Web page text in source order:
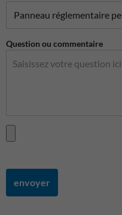
Question ou commentaire
envoyer